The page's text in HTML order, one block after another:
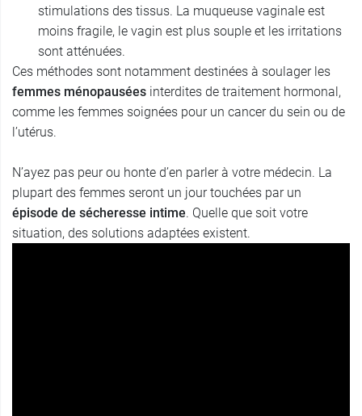
stimulations des tissus. La muqueuse vaginale est
moins fragile, le vagin est plus souple et les irritations
sont atténuées.
Ces méthodes sont notamment destinées à soulager les
femmes ménopausées interdites de traitement hormonal,
comme les femmes soignées pour un cancer du sein ou de
l’utérus.
N’ayez pas peur ou honte d’en parler à votre médecin. La
plupart des femmes seront un jour touchées par un
épisode de sécheresse intime. Quelle que soit votre
situation, des solutions adaptées existent.